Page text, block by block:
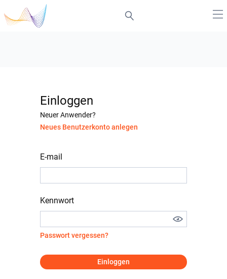
Einloggen
Neuer Anwender?
Neues Benutzerkonto anlegen
E-mail
Kennwort
Passwort vergessen?
Einloggen